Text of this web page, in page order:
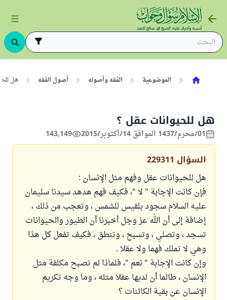
الموضوعية الفقه وأصوله أصول الفقه هل
هل للحيوانات عقل ؟
01/محرم/1437 الموافق 14/أكتوبر/2015 143,149
السؤال 229311
هل للحيوانات عقل وفهم مثل الإنسان :
فإن كانت الإجابة " لا "، فكيف فهم هدهد سيدنا سليمان
عليه السلام سجود بلقيس للشمس ، وتعجب من ذلك ،
إضافة إلى أن الله عز وجل أخبرنا أن الطيور والحيوانات
تسجد ، وتصلي ، وتسبح ، وتنطق ، فكيف تفعل كل هذا
وهي لا تملك فهما ولا عقلا .
وإن كانت الإجابة " نعم "، فلماذا لم تصبح مكلفة مثل
الإنسان ، طالما أن لديها عقلا مثله ، وما وجه تكريم
الإنسان عن بقية الكائنات ؟